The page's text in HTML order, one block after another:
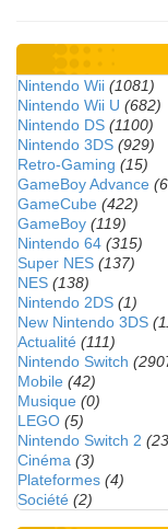
Nintendo Wii (1081)
Nintendo Wii U (682)
Nintendo DS (1100)
Nintendo 3DS (929)
Retro-Gaming (15)
GameBoy Advance
GameCube (422)
GameBoy (119)
Nintendo 64 (315)
Super NES (137)
NES (138)
Nintendo 2DS (1)
New Nintendo 3DS
Actualité (111)
Nintendo Switch
Mobile (42)
Musique (0)
LEGO (5)
Nintendo Switch 2
Cinéma (3)
Plateformes (4)
Société (2)